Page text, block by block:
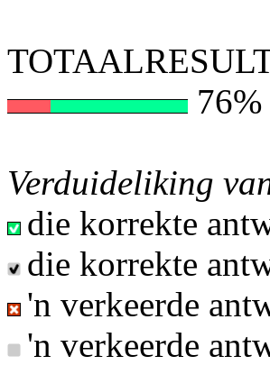
Verduideliking
die korrekte
die korrekte
'n verkeerde
'n verkeerde